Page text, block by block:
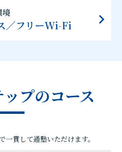
境
／フリーWi-Fi
プのコース
一貫して通塾いただけます。